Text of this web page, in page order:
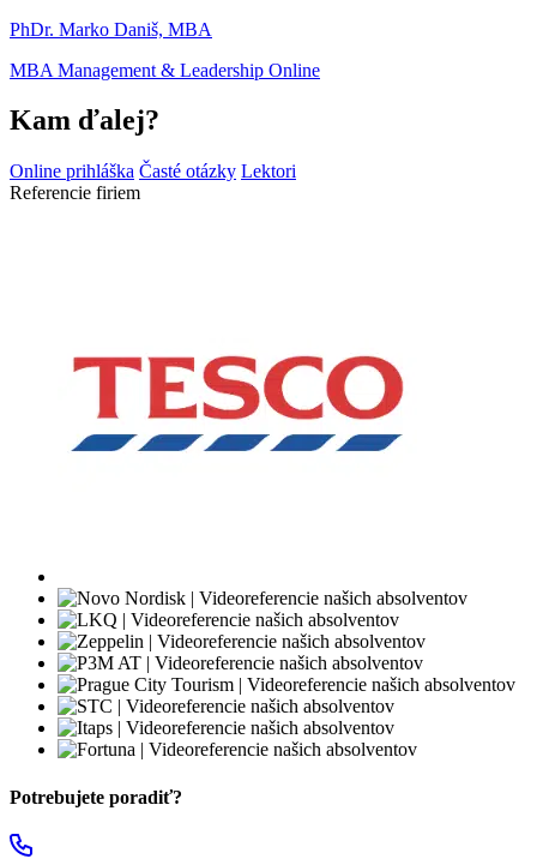
PhDr. Marko Daniš, MBA
MBA Management & Leadership Online
Kam ďalej?
Online prihláška Časté otázky Lektori
Referencie firiem
Potrebujete poradiť?